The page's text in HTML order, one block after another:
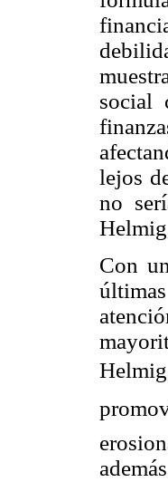
social
lejos
no
Con